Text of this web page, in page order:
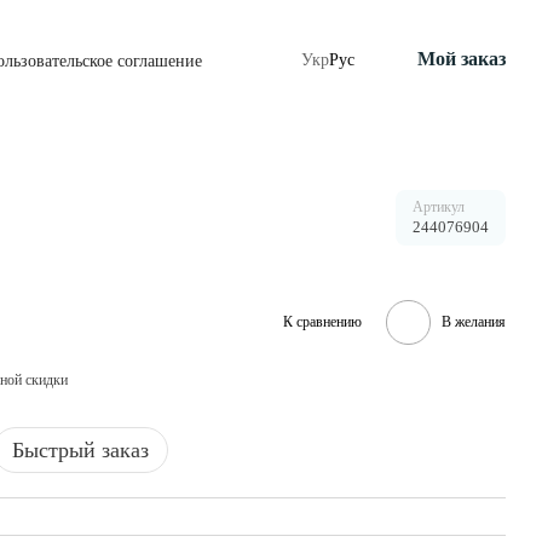
соглашение УкрРус Мой заказ
Артикул
244076904
К сравнению В желания
скидки
Быстрый заказ